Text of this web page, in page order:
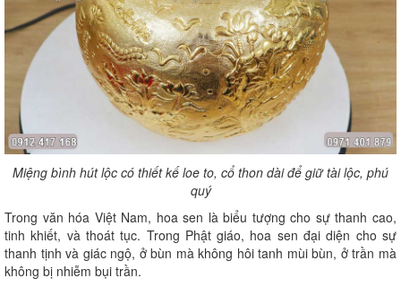
Miệng bình hút lộc có thiết kế loe to, cổ thon dài để giữ tài lộc, phú
quý
Trong văn hóa Việt Nam, hoa sen là biểu tượng cho sự thanh cao,
tinh khiết, và thoát tục. Trong Phật giáo, hoa sen đại diện cho sự
thanh tịnh và giác ngộ, ở bùn mà không hôi tanh mùi bùn, ở trần mà
không bị nhiễm bụi trần.